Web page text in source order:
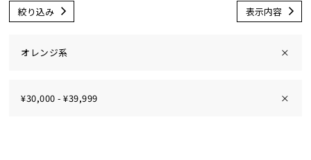
絞り込み 表示内容
オレンジ系 ×
¥30,000 - ¥39,999 ×